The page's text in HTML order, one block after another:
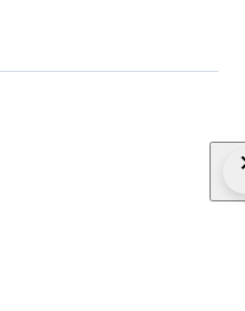
quanto presente nelle fotografie
acquirenti UE. Spediamo in tutto